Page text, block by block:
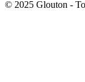
© 2025 Glouton -